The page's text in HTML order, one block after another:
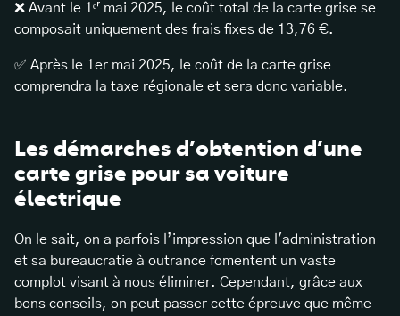
❌ Avant le 1ᵉʳ mai 2025, le coût total de la carte grise se
composait uniquement des frais fixes de 13,76 €.
✅ Après le 1er mai 2025, le coût de la carte grise
comprendra la taxe régionale et sera donc variable.
Les démarches d’obtention d’une
carte grise pour sa voiture
électrique
On le sait, on a parfois l’impression que l'administration
et sa bureaucratie à outrance fomentent un vaste
complot visant à nous éliminer. Cependant, grâce aux
bons conseils, on peut passer cette épreuve que même